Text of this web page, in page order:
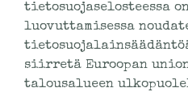
tietosuojaselosteessa
luovuttamisessa
siirretä Euroopan
talousalueen